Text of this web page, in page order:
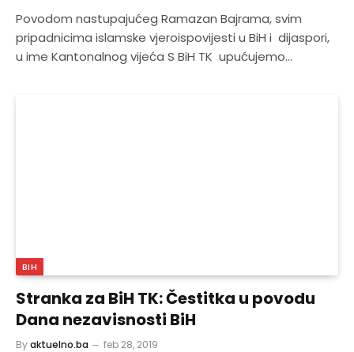
Povodom nastupajućeg Ramazan Bajrama, svim
pripadnicima islamske vjeroispovijesti u BiH i dijaspori,
u ime Kantonalnog vijeća S BiH TK upućujemo…
BIH
Stranka za BiH TK: Čestitka u povodu
Dana nezavisnosti BiH
Byaktuelno.ba feb 28, 2019